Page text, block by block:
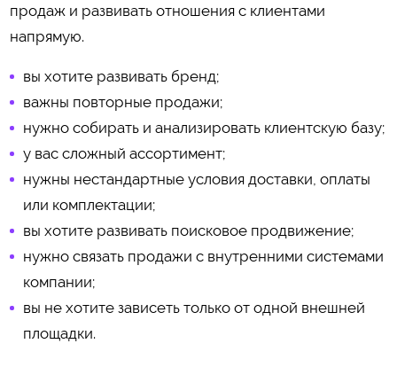
продаж и развивать отношения с клиентами
напрямую.
вы хотите развивать бренд;
важны повторные продажи;
нужно собирать и анализировать клиентскую базу;
у вас сложный ассортимент;
нужны нестандартные условия доставки, оплаты
или комплектации;
вы хотите развивать поисковое продвижение;
нужно связать продажи с внутренними системами
компании;
вы не хотите зависеть только от одной внешней
площадки.